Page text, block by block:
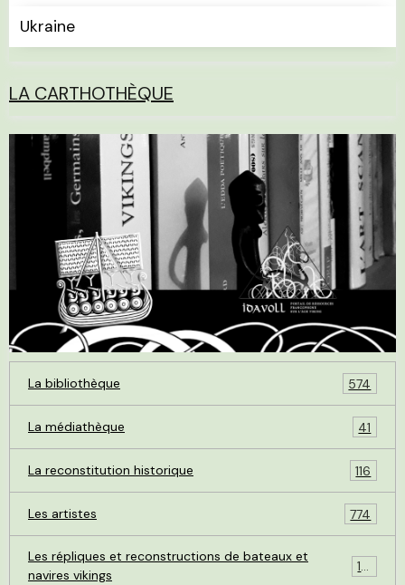
Ukraine
LA CARTHOTHÈQUE
La bibliothèque 574
La médiathèque 41
La reconstitution historique 116
Les artistes 774
Les répliques et reconstructions de bateaux et
navires vikings
119